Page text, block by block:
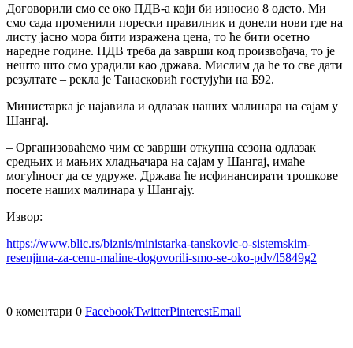
Договорили смо се око ПДВ-а који би износио 8 одсто. Ми
смо сада променили порески правилник и донели нови где на
листу јасно мора бити изражена цена, то ће бити осетно
наредне године. ПДВ треба да заврши код произвођача, то је
нешто што смо урадили као држава. Мислим да ће то све дати
резултате – рекла је Танасковић гостујући на Б92.
Министарка је најавила и одлазак наших малинара на сајам у
Шангај.
– Организоваћемо чим се заврши откупна сезона одлазак
средњих и мањих хладњачара на сајам у Шангај, имаће
могућност да се удруже. Држава ће исфинансирати трошкове
посете наших малинара у Шангају.
Извор:
https://www.blic.rs/biznis/ministarka-tanskovic-o-sistemskim-
resenjima-za-cenu-maline-dogovorili-smo-se-oko-pdv/l5849g2
0 коментари 0 FacebookTwitterPinterestEmail